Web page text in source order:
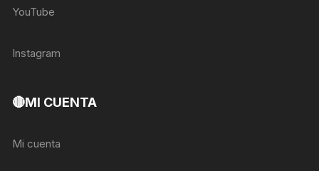
YouTube
Instagram
🔴MI CUENTA
Mi cuenta